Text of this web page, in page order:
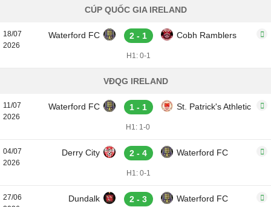
CÚP QUỐC GIA IRELAND
18/07
2026
Waterford FC 2 - 1 Cobh Ramblers
H1: 0-1
VĐQG IRELAND
11/07
2026
Waterford FC 1 - 1 St. Patrick's Athletic
H1: 1-0
04/07
2026
Derry City 2 - 4 Waterford FC
H1: 0-1
27/06
Dundalk 2 - 3 Waterford FC